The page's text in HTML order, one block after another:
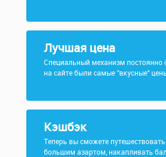
Лучшая цена
Специальный механизм постоянно
на сайте были самые "вкусные"
Кэшбэк
Теперь вы сможете
большим азартом, накапливать